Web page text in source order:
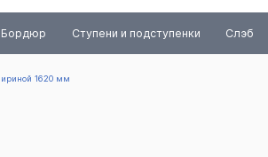
Бордюр Ступени и подступенки Слэб
1620 мм